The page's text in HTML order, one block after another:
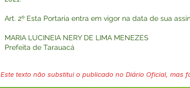
Art. 2º Esta Portaria entra em vigor na data de sua
MARIA LUCINEIA NERY DE LIMA MENEZES
Prefeita de Tarauacá
Este texto não substitui o publicado no Diário Oficial, mas